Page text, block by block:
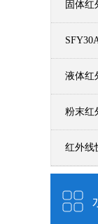
固体红
液体红
粉末红
红外线